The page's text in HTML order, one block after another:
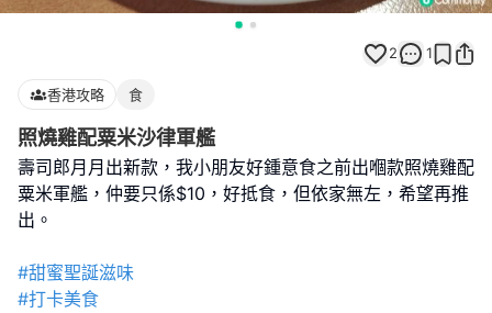
2 1
香港攻略 食
照燒雞配粟米沙律軍艦
壽司郎月月出新款，我小朋友好鍾意食之前出嗰款照燒雞配
粟米軍艦，仲要只係$10，好抵食，但依家無左，希望再推
出。
#甜蜜聖誕滋味
#打卡美食